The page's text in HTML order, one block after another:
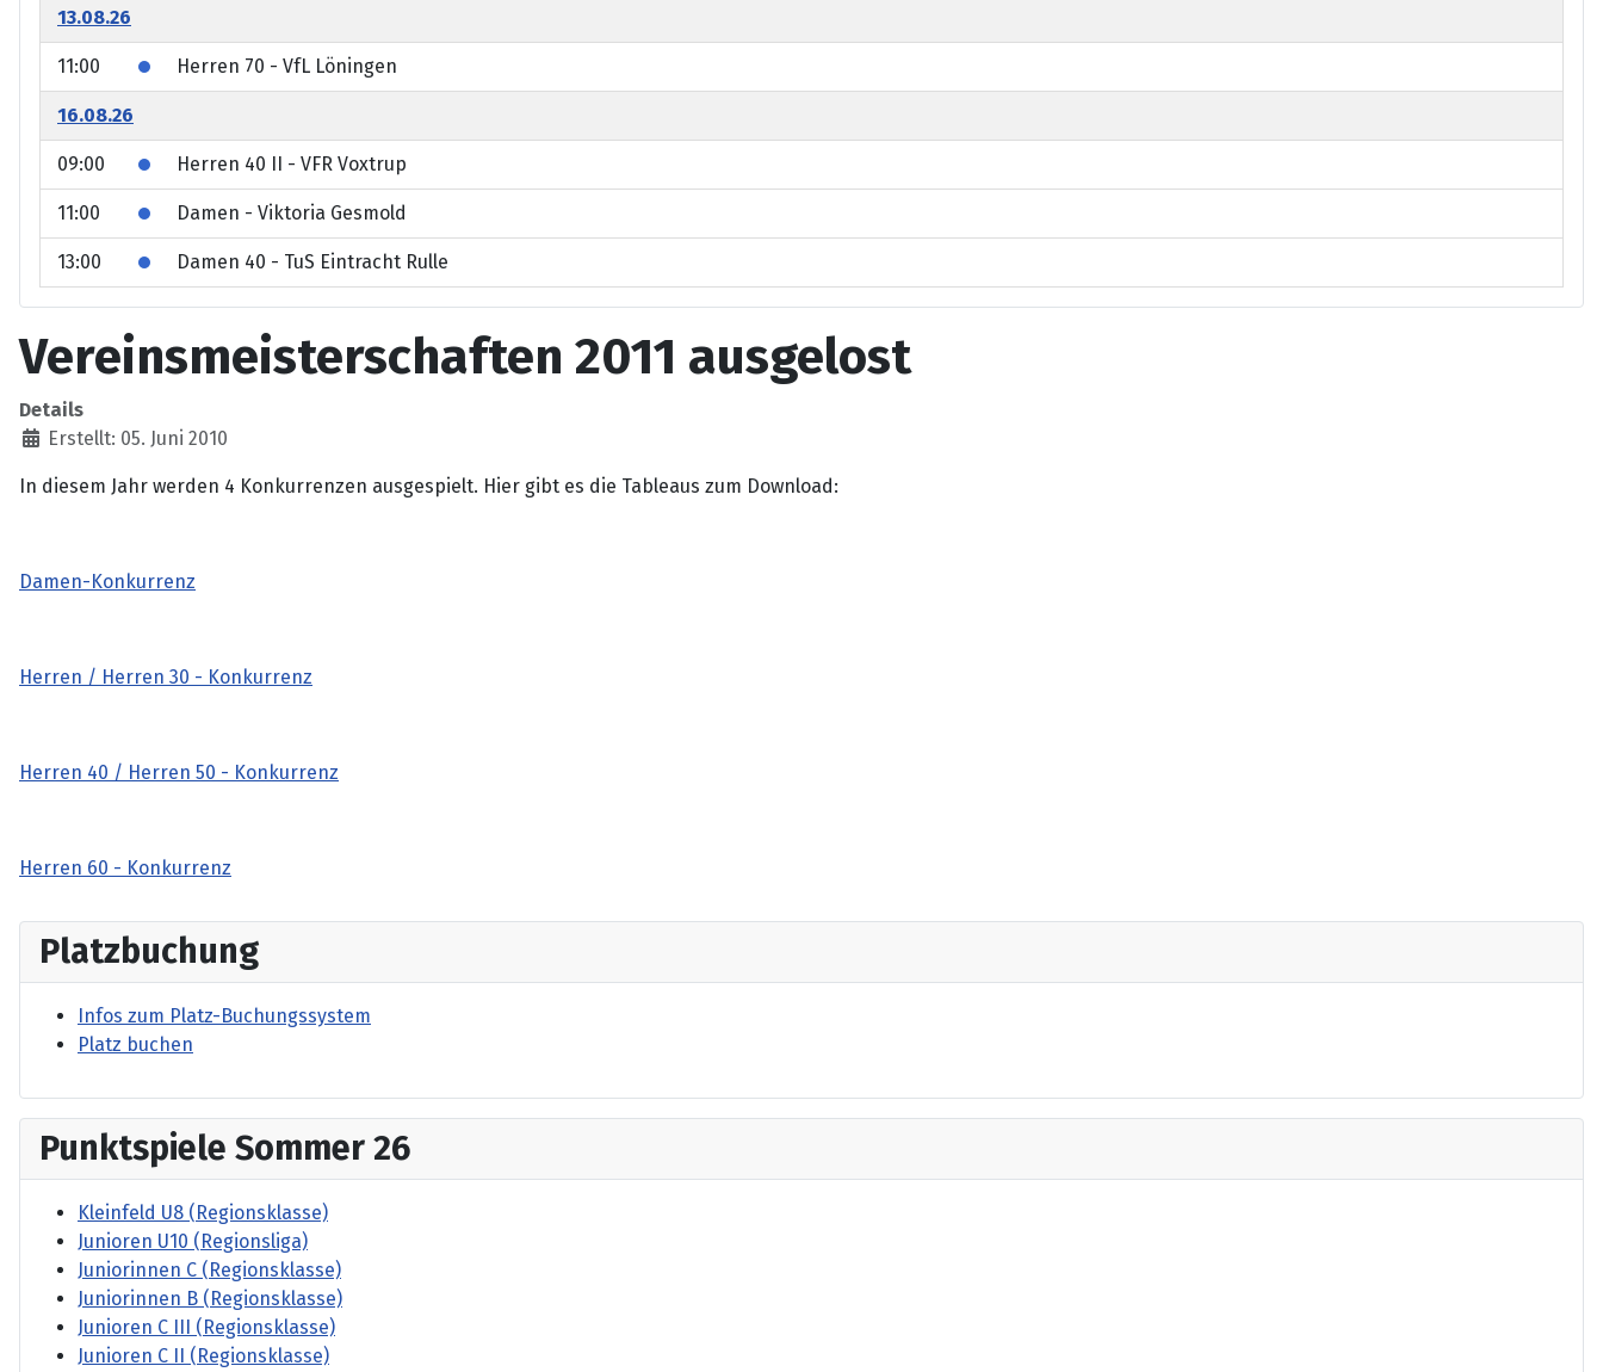
13.08.26
11:00 Herren 70 - VfL Löningen
16.08.26
09:00 Herren 40 II - VFR Voxtrup
11:00 Damen - Viktoria Gesmold
13:00 Damen 40 - TuS Eintracht Rulle
Vereinsmeisterschaften 2011 ausgelost
Details
Erstellt: 05. Juni 2010
In diesem Jahr werden 4 Konkurrenzen ausgespielt. Hier gibt es die Tableaus zum Download:
Damen-Konkurrenz
Herren / Herren 30 - Konkurrenz
Herren 40 / Herren 50 - Konkurrenz
Herren 60 - Konkurrenz
Platzbuchung
Infos zum Platz-Buchungssystem
Platz buchen
Punktspiele Sommer 26
Kleinfeld U8 (Regionsklasse)
Junioren U10 (Regionsliga)
Juniorinnen C (Regionsklasse)
Juniorinnen B (Regionsklasse)
Junioren C III (Regionsklasse)
Junioren C II (Regionsklasse)